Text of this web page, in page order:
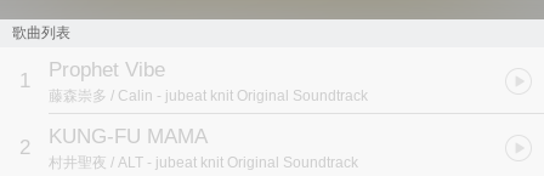
歌曲列表
1 Prophet Vibe
藤森崇多 / Calin - jubeat knit Original Soundtrack
2 KUNG-FU MAMA
村井聖夜 / ALT - jubeat knit Original Soundtrack